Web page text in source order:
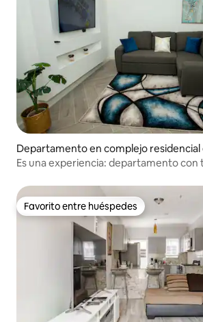
Departamento en complejo residencial
uanea
Es una experiencia: departamento con
Favorito entre huéspedes
Favorito entre huéspedes